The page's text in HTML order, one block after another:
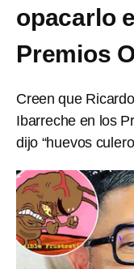
opacarlo
Premios
Creen que
Ibarreche en los
dijo “huevos